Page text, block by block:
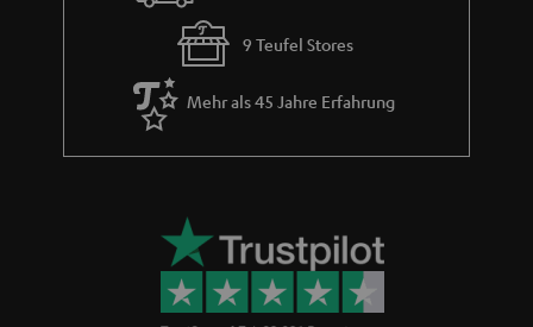
9 Teufel Stores
Mehr als 45 Jahre Erfahrung